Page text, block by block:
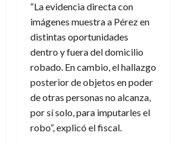
“La evidencia directa con
imágenes muestra a Pérez en
distintas oportunidades
dentro y fuera del domicilio
robado. En cambio, el hallazgo
posterior de objetos en poder
de otras personas no alcanza,
por sí solo, para imputarles el
robo”, explicó el fiscal.